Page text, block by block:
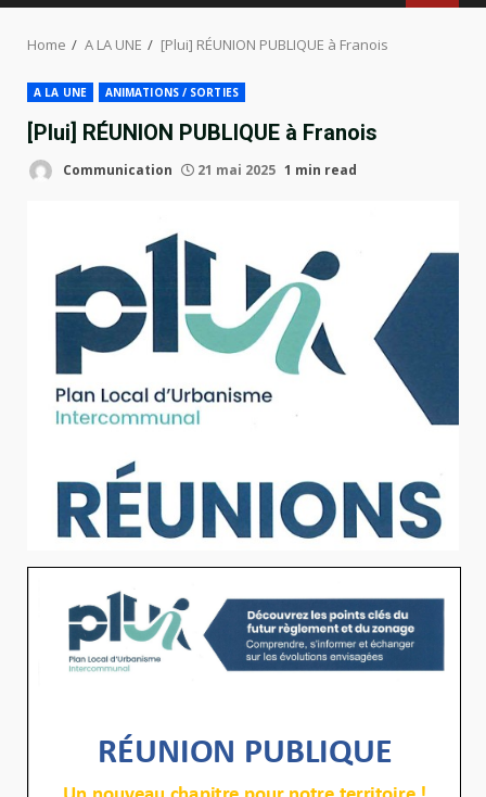
Home A LA UNE [Plui] RÉUNION PUBLIQUE à Franois
A LA UNE ANIMATIONS / SORTIES
[Plui] RÉUNION PUBLIQUE à Franois
Communication 21 mai 2025 1 min read